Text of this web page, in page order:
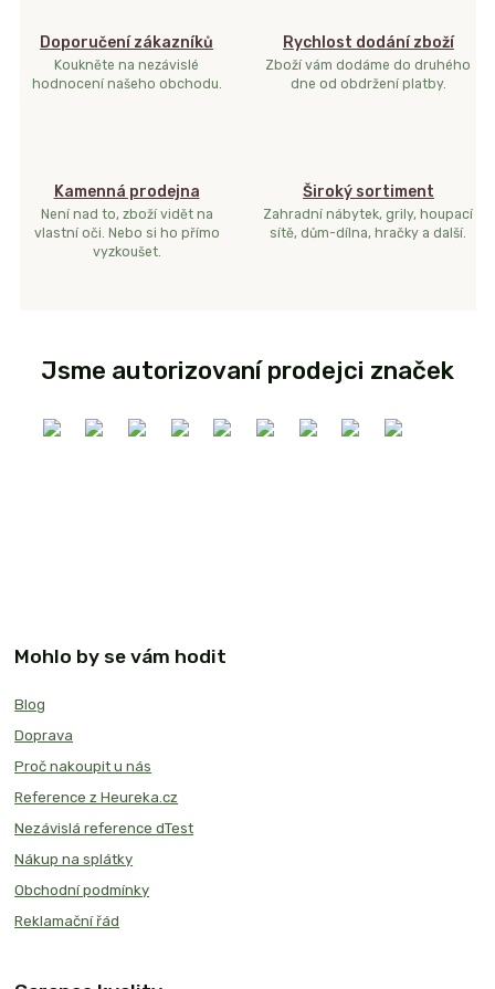
Doporučení zákazníků
Koukněte na nezávislé
hodnocení našeho obchodu.
Rychlost dodání zboží
Zboží vám dodáme do druhého
dne od obdržení platby.
Kamenná prodejna
Není nad to, zboží vidět na
vlastní oči. Nebo si ho přímo
vyzkoušet.
Široký sortiment
Zahradní nábytek, grily, houpací
sítě, dům-dílna, hračky a další.
Jsme autorizovaní prodejci značek
Mohlo by se vám hodit
Blog
Doprava
Proč nakoupit u nás
Reference z Heureka.cz
Nezávislá reference dTest
Nákup na splátky
Obchodní podmínky
Reklamační řád